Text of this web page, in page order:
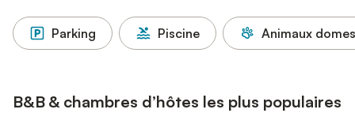
Parking Piscine Animaux
B&B & chambres d’hôtes les plus populaires